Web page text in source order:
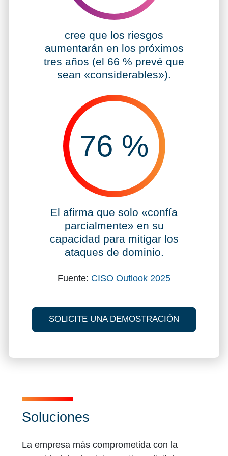
El 98 %
cree que los riesgos
aumentarán en los próximos
tres años (el 66 % prevé que
sean «considerables»).
76 %
El 76 %
afirma que solo «confía
parcialmente» en su
capacidad para mitigar los
ataques de dominio.
Fuente: CISO Outlook 2025
SOLICITE UNA DEMOSTRACIÓN
Soluciones
La empresa más comprometida con la